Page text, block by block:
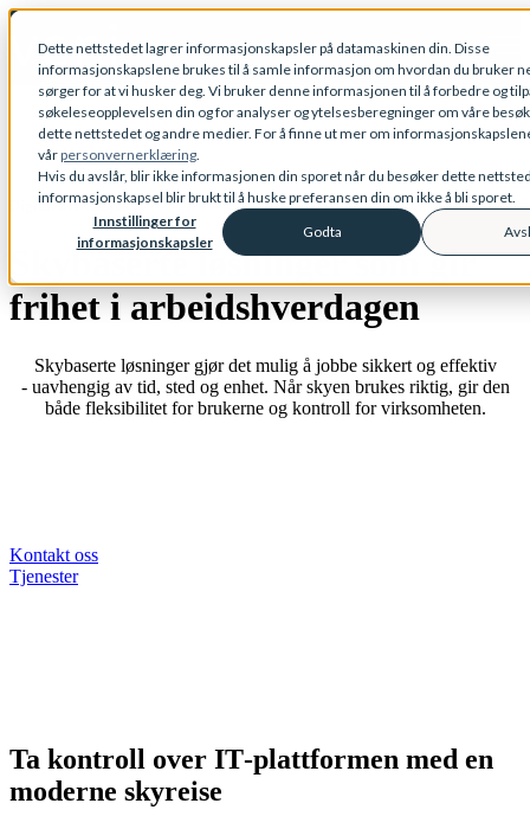
Dette nettstedet lagrer informasjonskapsler på datamaskinen din. Disse
informasjonskapslene brukes til å samle informasjon om hvordan du bruker
sørger for at vi husker deg. Vi bruker denne informasjonen til å forbedre og
søkeleseopplevelsen din og for analyser og ytelsesberegninger om våre
dette nettstedet og andre medier. For å finne ut mer om
vårpersonvernerklæring.
Hvis du avslår, blir ikke informasjonen din sporet når du besøker dette
informasjonskapsel blir brukt til å huske preferansen din om ikke å bli sporet.
Innstillinger for
informasjonskapsler
Godta
Open main navigation
Digital arbeidsplass
Skybaserte løsninger som gir
frihet i arbeidshverdagen
Skybaserte løsninger gjør det mulig å jobbe sikkert og effektiv
- uavhengig av tid, sted og enhet. Når skyen brukes riktig, gir den
både fleksibilitet for brukerne og kontroll for virksomheten.
Kontakt oss
Tjenester
Ta kontroll over IT‑plattformen med en
moderne skyreise